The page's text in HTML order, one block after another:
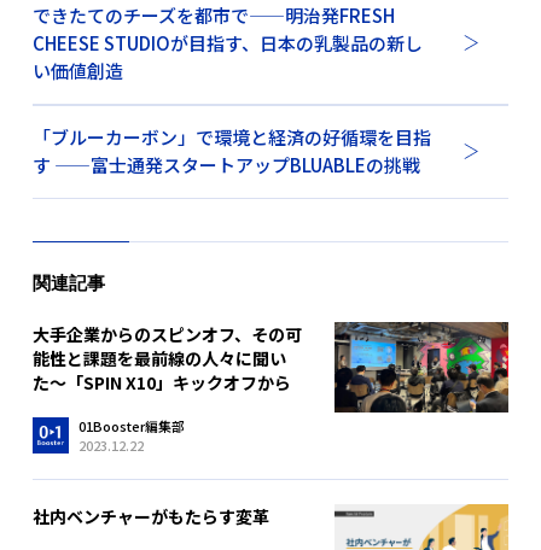
できたてのチーズを都市で——明治発FRESH
CHEESE STUDIOが目指す、日本の乳製品の新し
い価値創造
「ブルーカーボン」で環境と経済の好循環を目指
す ——富士通発スタートアップBLUABLEの挑戦
関連記事
大手企業からのスピンオフ、その可
能性と課題を最前線の人々に聞い
た〜「SPIN X10」キックオフから
01Booster編集部
2023.12.22
社内ベンチャーがもたらす変革